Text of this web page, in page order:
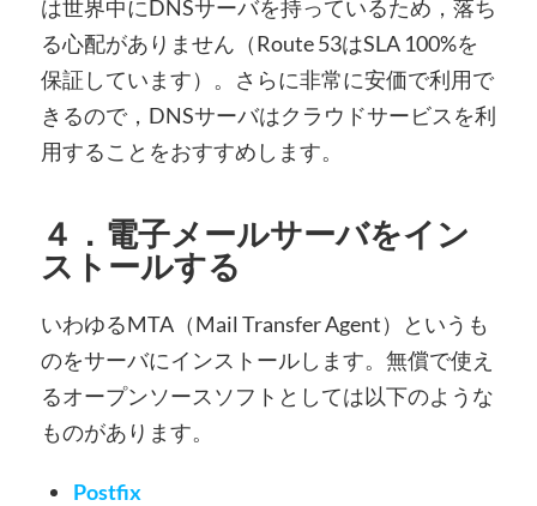
は世界中にDNSサーバを持っているため，落ち
る心配がありません（Route 53はSLA 100%を
保証しています）。さらに非常に安価で利用で
きるので，DNSサーバはクラウドサービスを利
用することをおすすめします。
４．電子メールサーバをイン
ストールする
いわゆるMTA（Mail Transfer Agent）というも
のをサーバにインストールします。無償で使え
るオープンソースソフトとしては以下のような
ものがあります。
Postfix